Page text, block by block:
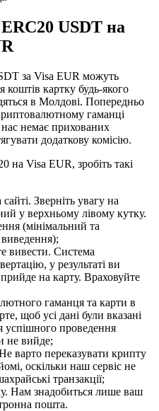
USDT на
за Visa EUR можуть
картку будь-якого
в Молдові. Попередньо
гаманці
немає прихованих
додаткову комісію.
Visa EUR, зробіть такі
Зверніть увагу на
у верхньому лівому кутку.
(мінімальний та
вивести. Система
у результаті ви
на карту. Враховуйте
гаманця та карти в
щоб усі дані були вказані
успішного проведення
не вийде;
варто переказувати крипту
оскільки наш сервіс не
транзакції;
Нам знадобиться лише ваш
пошта.